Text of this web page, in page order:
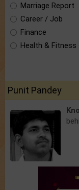
Marriage Report
Career / Job
Finance
Health & Fitness
Punit Pandey